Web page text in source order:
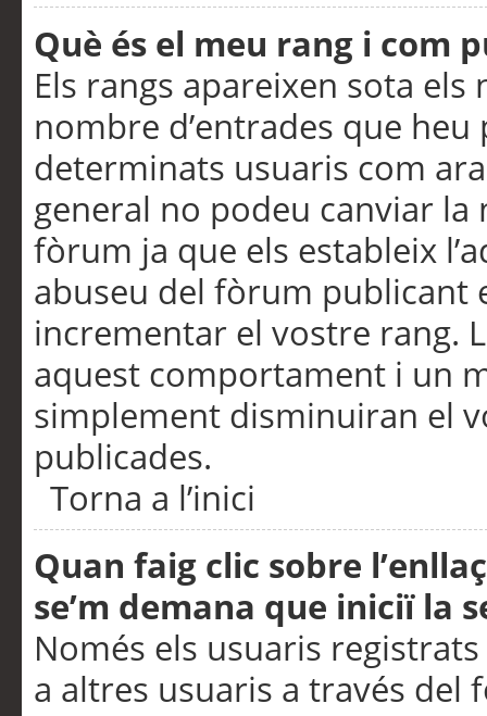
Què és el meu rang i com
Els rangs apareixen sota
nombre d’entrades que
determinats usuaris com
general no podeu canviar
fòrum ja que els estableix
abuseu del fòrum publicant
incrementar el vostre rang.
aquest comportament i un
simplement disminuiran el
publicades.
Torna a l’inici
Quan faig clic sobre
se’m demana que iniciï la
Només els usuaris
a altres usuaris a través